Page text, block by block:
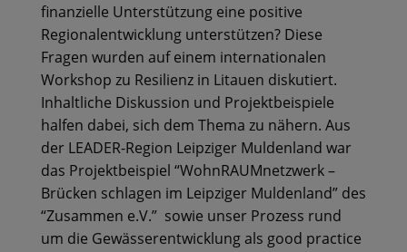
finanzielle Unterstützung eine positive
Regionalentwicklung unterstützen? Diese
Fragen wurden auf einem internationalen
Workshop zu Resilienz in Litauen diskutiert.
Inhaltliche Diskussion und Projektbeispiele
halfen dabei, sich dem Thema zu nähern. Aus
der LEADER-Region Leipziger Muldenland war
das Projektbeispiel “WohnRAUMnetzwerk –
Brücken schlagen im Leipziger Muldenland” des
“Zusammen e.V.” sowie unser Prozess rund
um die Gewässerentwicklung als good practice